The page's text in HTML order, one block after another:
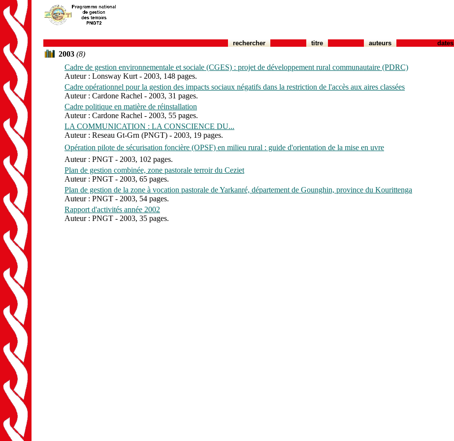
rechercher titre auteurs dates
2003 (8)
Cadre de gestion environnementale et sociale (CGES) : projet de développement rural communautaire (PDRC)
Auteur : Lonsway Kurt - 2003, 148 pages.
Cadre opérationnel pour la gestion des impacts sociaux négatifs dans la restriction de l'accès aux aires classées
Auteur : Cardone Rachel - 2003, 31 pages.
Cadre politique en matière de réinstallation
Auteur : Cardone Rachel - 2003, 55 pages.
LA COMMUNICATION : LA CONSCIENCE DU...
Auteur : Reseau Gt-Grn (PNGT) - 2003, 19 pages.
Opération pilote de sécurisation foncière (OPSF) en milieu rural : guide d'orientation de la mise en uvre
Auteur : PNGT - 2003, 102 pages.
Plan de gestion combinée, zone pastorale terroir du Ceziet
Auteur : PNGT - 2003, 65 pages.
Plan de gestion de la zone à vocation pastorale de Yarkanré, département de Gounghin, province du Kourittenga
Auteur : PNGT - 2003, 54 pages.
Rapport d'activités année 2002
Auteur : PNGT - 2003, 35 pages.